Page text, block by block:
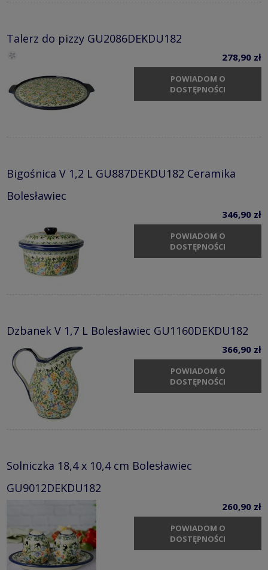
Talerz do pizzy GU2086DEKDU182
278,90 zł
POWIADOM O
DOSTĘPNOŚCI
Bigośnica V 1,2 L GU887DEKDU182 Ceramika
Bolesławiec
346,90 zł
POWIADOM O
DOSTĘPNOŚCI
Dzbanek V 1,7 L Bolesławiec GU1160DEKDU182
366,90 zł
POWIADOM O
DOSTĘPNOŚCI
Solniczka 18,4 x 10,4 cm Bolesławiec
GU9012DEKDU182
260,90 zł
POWIADOM O
DOSTĘPNOŚCI